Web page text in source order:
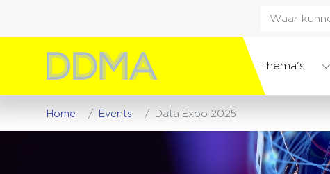
Thema's
Home Events Data Expo 2025